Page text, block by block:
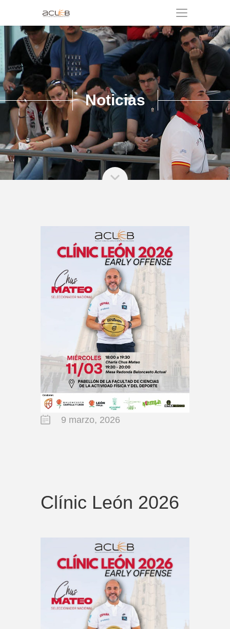
Noticias
9 marzo, 2026
Clínic León 2026